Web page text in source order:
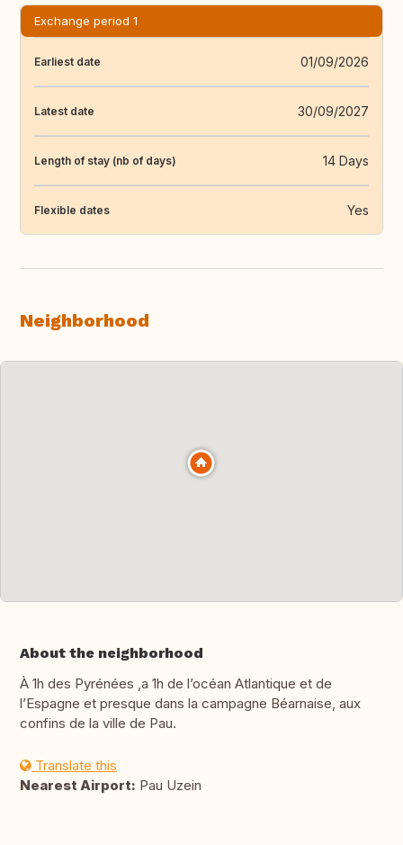
Exchange period 1
Earliest date 01/09/2026
Latest date 30/09/2027
Length of stay (nb of days) 14 Days
Flexible dates Yes
Neighborhood
About the neighborhood
À 1h des Pyrénées ,a 1h de l’océan Atlantique et de
l’Espagne et presque dans la campagne Béarnaise, aux
confins de la ville de Pau.
Translate this
Nearest Airport: Pau Uzein